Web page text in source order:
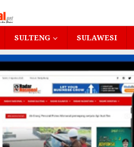
SULTENG SULAWESI